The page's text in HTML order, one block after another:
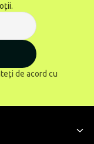
de acord cu